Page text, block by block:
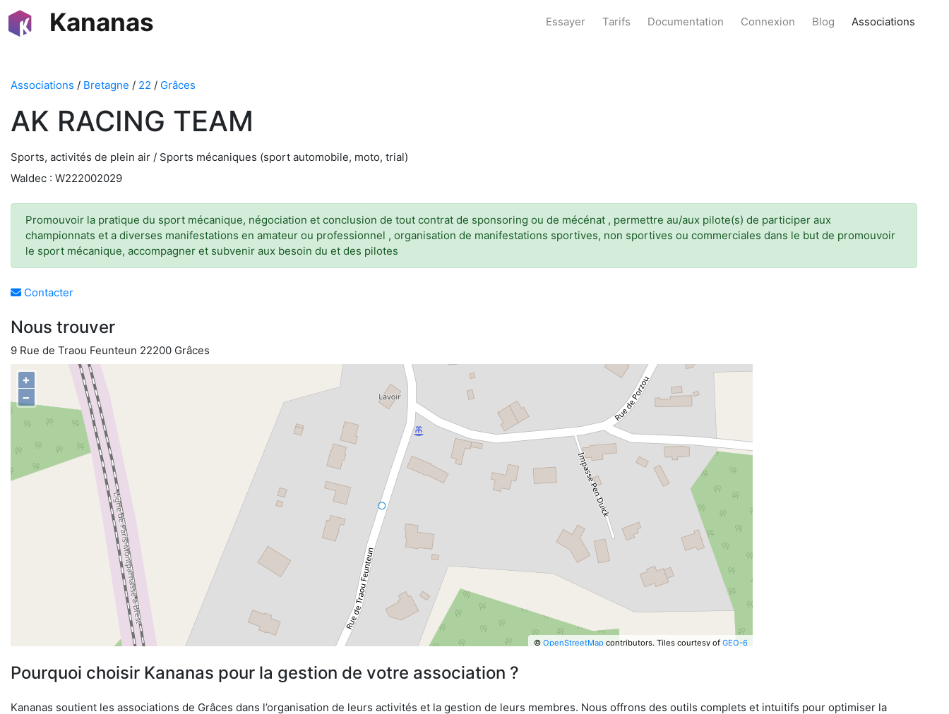
Kananas Essayer Tarifs Documentation Connexion Blog Associations
Associations / Bretagne / 22 / Grâces
AK RACING TEAM
Sports, activités de plein air / Sports mécaniques (sport automobile, moto, trial)
Waldec : W222002029
Promouvoir la pratique du sport mécanique, négociation et conclusion de tout contrat de sponsoring ou de mécénat , permettre au/aux pilote(s) de participer aux
championnats et a diverses manifestations en amateur ou professionnel , organisation de manifestations sportives, non sportives ou commerciales dans le but de promouvoir
le sport mécanique, accompagner et subvenir aux besoin du et des pilotes
Contacter
Nous trouver
9 Rue de Traou Feunteun 22200 Grâces
+
−
© OpenStreetMapcontributors. Tiles courtesy of GEO-6
Pourquoi choisir Kananas pour la gestion de votre association ?
Kananas soutient les associations de Grâces dans l’organisation de leurs activités et la gestion de leurs membres. Nous offrons des outils complets et intuitifs pour optimiser la